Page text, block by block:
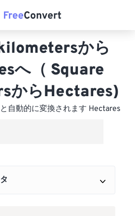
から
へ（ Square
からHectares)
自動的に変換されます Hectares